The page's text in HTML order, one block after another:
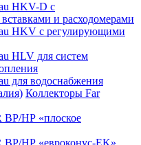
HKV-D с
и расходомерами
HKV с регулирующими
HLV для систем
для водоснабжения
Коллекторы Far
ВР/НР «плоское
ВР/НР «евроконус-EK»